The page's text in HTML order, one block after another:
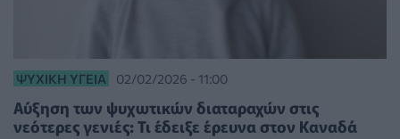
ΨΥΧΙΚΉ ΥΓΕΊΑ 02/02/2026 - 11:00
Αύξηση των ψυχωτικών διαταραχών στις
νεότερες γενιές: Τι έδειξε έρευνα στον Καναδά